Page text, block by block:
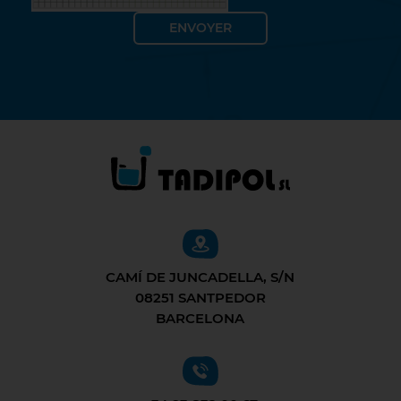
CAMÍ DE JUNCADELLA, S/N
08251 SANTPEDOR
BARCELONA